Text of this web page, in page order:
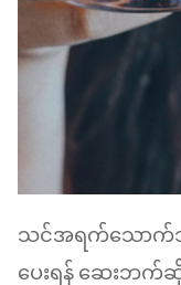
သင်အရက်သောက်
ပေးရန် ဆေးဘက်ဆို